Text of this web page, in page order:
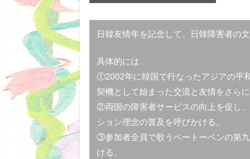
日韓友情年を記念して、日韓障害者の
具体的には…
①2002年に韓国で行なったアジアの平
契機として始まった交流と友情をさらに
②両国の障害者サービスの向上を促し
ション理念の普及を呼びかける。
③参加者全員で歌うベートーベンの第
ける。